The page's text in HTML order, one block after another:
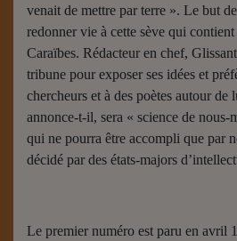
venait de mettre par terre ». Le but
redonner vie à cette sève qui
Caraïbes. Rédacteur en chef,
tribune pour exposer ses idées et
chercheurs et à des poètes autour de
annonce-t-il, sera « science de nous-
qui ne pourra être accompli que par
décidé par des états-majors
Le premier numéro est paru en avril